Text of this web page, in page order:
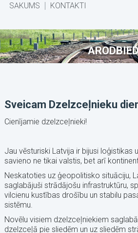
SĀKUMS KONTAKTI
Sveicam Dzelzceļnieku
Cienījamie dzelzceļnieki!
Jau vēsturiski Latvija ir bijusi loģistikas
savieno ne tikai valstis, bet arī
Neskatoties uz ģeopolitisko situāciju,
saglabājuši strādājošu infrastruktūru,
vilcienu kustības drošību un stabilu
sistēmu.
Novēlu visiem dzelzceļniekiem
dzelzceļā pie sliedēm un uz sliedēm